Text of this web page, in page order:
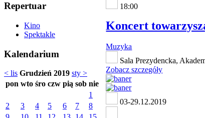
Repertuar
Kino
Spektakle
Kalendarium
< lis Grudzień 2019 sty >
pon wto śro czw pią sob nie
1
2
3 4 5 6 7
8
18:00
Koncert
Muzyka
Sala Prezydencka,
Zobacz szczegóły
03-29.12.2019